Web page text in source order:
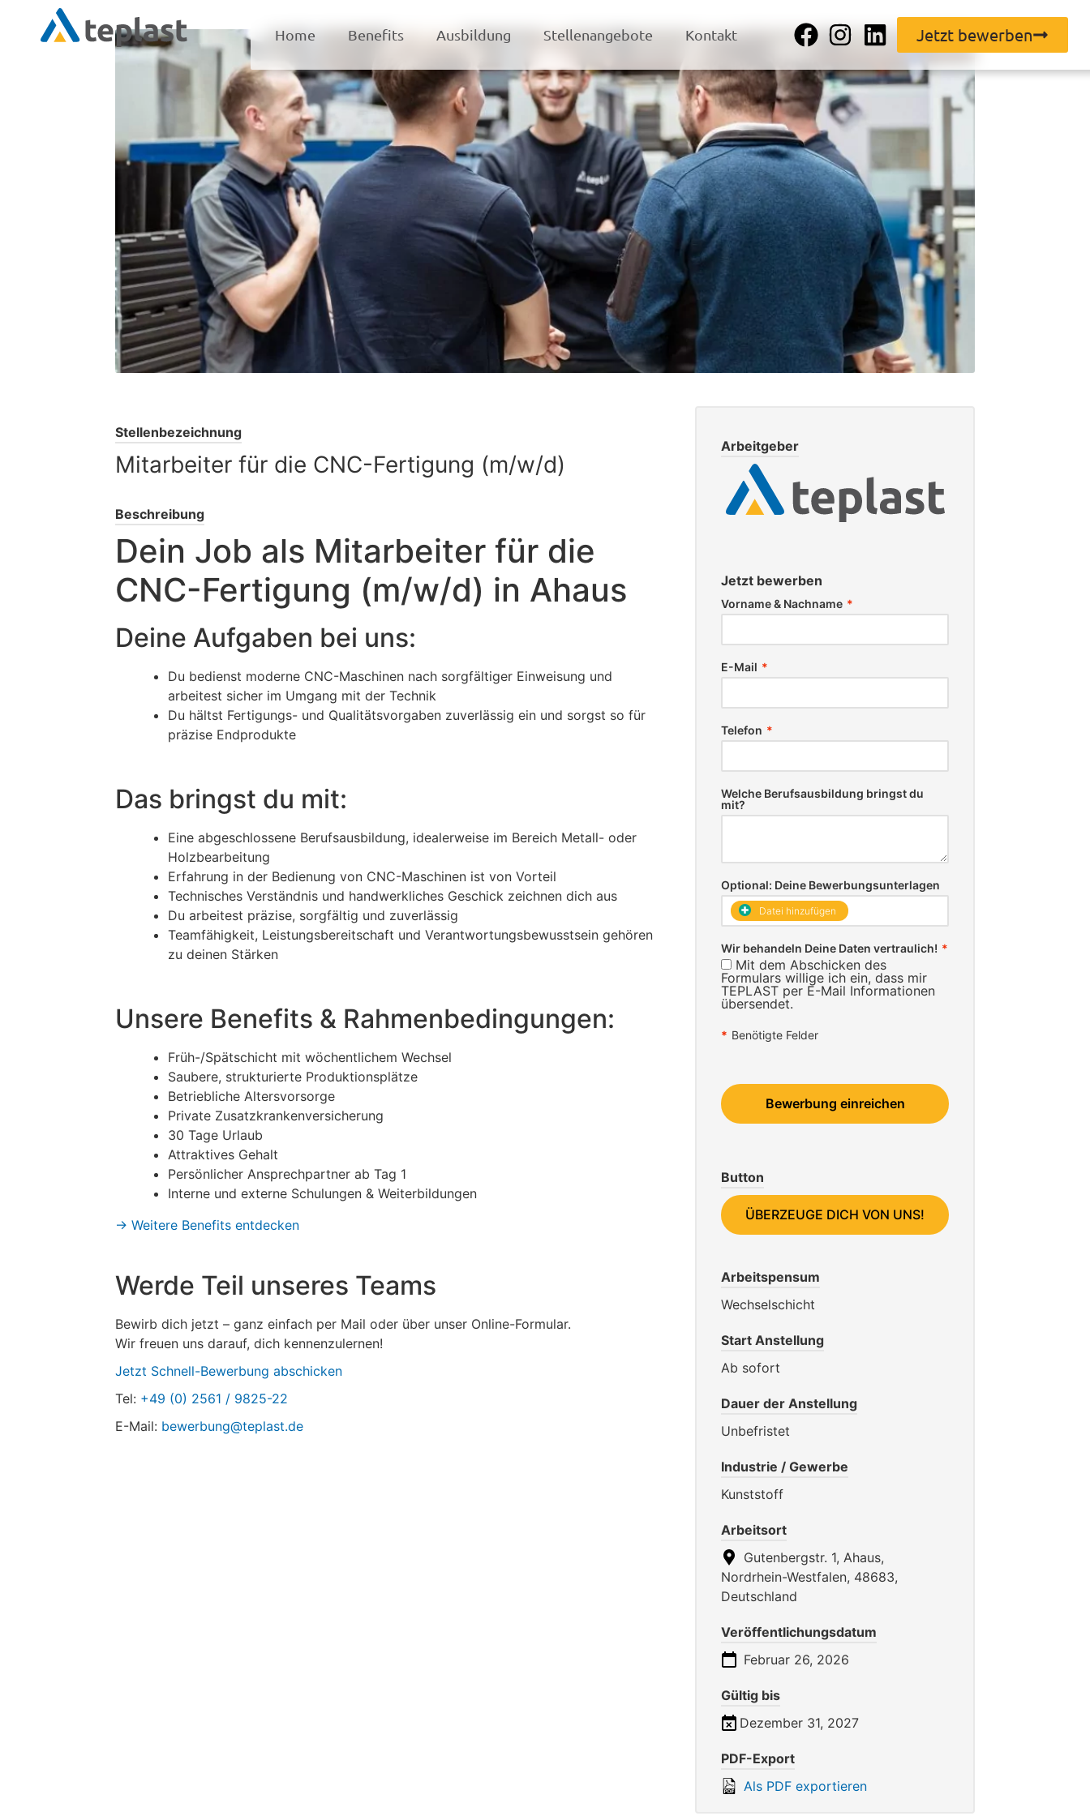
Home Benefits Ausbildung Stellenangebote Kontakt
FacebookInstagramLinkedIn
Jetzt bewerben
Stellenbezeichnung
Mitarbeiter für die CNC-Fertigung (m/w/d)
Beschreibung
Dein Job als Mitarbeiter für die
CNC-Fertigung (m/w/d) in Ahaus
Deine Aufgaben bei uns:
Du bedienst moderne CNC-Maschinen nach sorgfältiger Einweisung und
arbeitest sicher im Umgang mit der Technik
Du hältst Fertigungs- und Qualitätsvorgaben zuverlässig ein und sorgst so für
präzise Endprodukte
Das bringst du mit:
Eine abgeschlossene Berufsausbildung, idealerweise im Bereich Metall- oder
Holzbearbeitung
Erfahrung in der Bedienung von CNC-Maschinen ist von Vorteil
Technisches Verständnis und handwerkliches Geschick zeichnen dich aus
Du arbeitest präzise, sorgfältig und zuverlässig
Teamfähigkeit, Leistungsbereitschaft und Verantwortungsbewusstsein gehören
zu deinen Stärken
Unsere Benefits & Rahmenbedingungen:
Früh-/Spätschicht mit wöchentlichem Wechsel
Saubere, strukturierte Produktionsplätze
Betriebliche Altersvorsorge
Private Zusatzkrankenversicherung
30 Tage Urlaub
Attraktives Gehalt
Persönlicher Ansprechpartner ab Tag 1
Interne und externe Schulungen & Weiterbildungen
→ Weitere Benefits entdecken
Werde Teil unseres Teams
Bewirb dich jetzt – ganz einfach per Mail oder über unser Online-Formular.
Wir freuen uns darauf, dich kennenzulernen!
Jetzt Schnell-Bewerbung abschicken
Tel: +49 (0) 2561 / 9825-22
E-Mail: bewerbung@teplast.de
Arbeitgeber
Jetzt bewerben
Vorname & Nachname *
E-Mail *
Telefon *
Welche Berufsausbildung bringst du
mit?
Optional: Deine Bewerbungsunterlagen
Datei hinzufügen
Wir behandeln Deine Daten vertraulich! *
Mit dem Abschicken des
Formulars willige ich ein, dass mir
TEPLAST per E-Mail Informationen
übersendet.
* Benötigte Felder
Bewerbung einreichen
Button
ÜBERZEUGE DICH VON UNS!
Arbeitspensum
Wechselschicht
Start Anstellung
Ab sofort
Dauer der Anstellung
Unbefristet
Industrie / Gewerbe
Kunststoff
Arbeitsort
Gutenbergstr. 1, Ahaus,
Nordrhein-Westfalen, 48683,
Deutschland
Veröffentlichungsdatum
Februar 26, 2026
Gültig bis
Dezember 31, 2027
PDF-Export
Als PDF exportieren